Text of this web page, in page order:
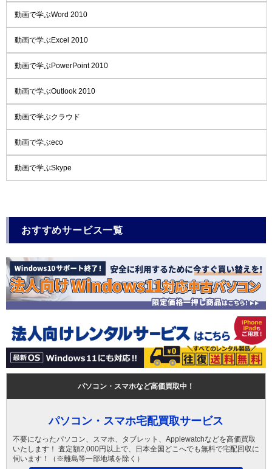
動画で学ぶWord 2010
動画で学ぶExcel 2010
動画で学ぶPowerPoint 2010
動画で学ぶOutlook 2010
動画で学ぶクラウド
動画で学ぶeco
動画で学ぶSkype
おすすめサービス一覧
パソコン・スマホなど高価買取中！
パソコン・スマホ宅配買取サービス
不要になったパソコン、スマホ、タブレット、Applewatchなどを高価買取
いたします！ 査定額2,000円以上で、日本全国どこへでも無料で宅配回収に
伺います！（※離島等一部地域を除く）